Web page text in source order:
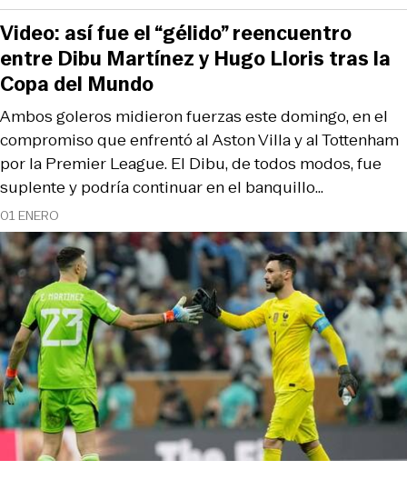
01 ENERO
Ambos goleros midieron fuerzas este domingo, en el
compromiso que enfrentó al Aston Villa y al Tottenham
por la Premier League. El Dibu, de todos modos, fue
suplente y podría continuar en el banquillo…
Video: así fue el “gélido” reencuentro
entre Dibu Martínez y Hugo Lloris tras la
Copa del Mundo